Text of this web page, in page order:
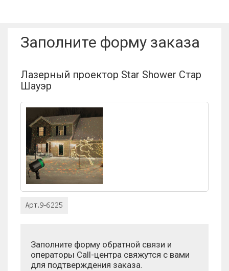
Антиспам:
Сколько будет 2 - 1?
Заполните форму заказа
Лазерный проектор Star Shower Стар
Шауэр
Заполните форму обратной связи и
операторы Call-центра свяжутся с вами
для подтверждения заказа.